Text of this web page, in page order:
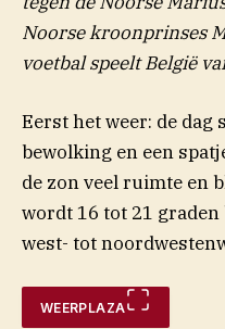
Noorse kroonprinses
voetbal speelt België
Eerst het weer: de
bewolking en een
de zon veel ruimte en
wordt 16 tot 21
west- tot
WEERPLAZA